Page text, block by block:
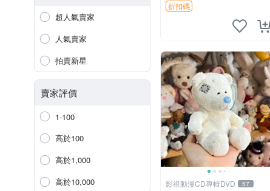
超人氣賣家
人氣賣家
拍賣新星
賣家評價
1-100
高於100
高於1,000
高於10,000
折扣碼
影視動漫CD專輯DVD 57